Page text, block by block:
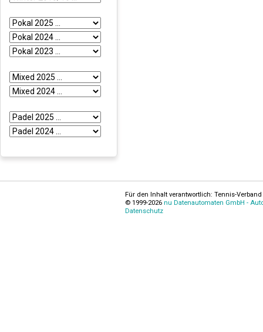
Für den Inhalt verantwortlich: Tennis-
© 1999-2026 nu Datenautomaten GmbH -
Datenschutz